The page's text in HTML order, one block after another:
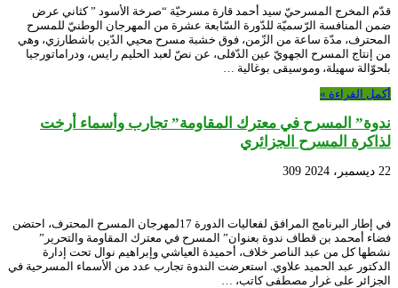
قدّم المخرج المسرحيّ سيد أحمد قارة مسرحيّة “صرخة الأسود ” كثاني عرض
ضمن المنافسة الرّسميّة للدّورة السّابعة عشرة من المهرجان الوطنيّ للمسرح
المحترف، مدّة ساعة من الزّمن، فوق خشبة مسرح محيي الدّين باشطارزي، وهي
من إنتاج المسرح الجهويّ عين الدّفلى، عن نصّ لعبد الحليم رايس، ودراماتورجيا
بلحوّالة سهيلة، وموسيقى بوغالية …
أكمل القراءة »
ندوة” المسرح في معترك المقاومة” تجارب وأسماء أرخت
لذاكرة المسرح الجزائري
22 ديسمبر، 2024 309
في إطار البرنامج المرافق لفعاليات الدورة 17لمهرجان المسرح المحترف، احتضن
فضاء أمحمد بن قطاف ندوة بعنوان” المسرح في معترك المقاومة والتحرير”
نشطها كل من عبد الناصر خلاف، أحميدة العياشي وإبراهيم نوال تحت إدارة
الدكتور عبد الحميد علاوي. استعرضت الندوة تجارب عدد من الأسماء المسرحية في
الجزائر على غرار مصطفى كاتب، …